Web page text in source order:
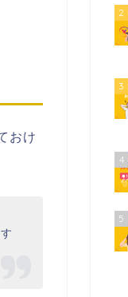
おけ
2
3
4
5